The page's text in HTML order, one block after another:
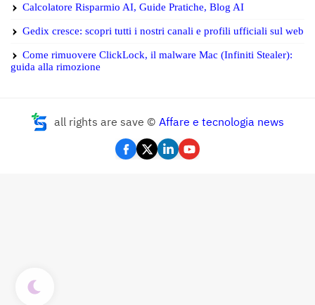
Calcolatore Risparmio AI, Guide Pratiche, Blog AI
Gedix cresce: scopri tutti i nostri canali e profili ufficiali sul web
Come rimuovere ClickLock, il malware Mac (Infiniti Stealer):
guida alla rimozione
all rights are save © Affare e tecnologia news